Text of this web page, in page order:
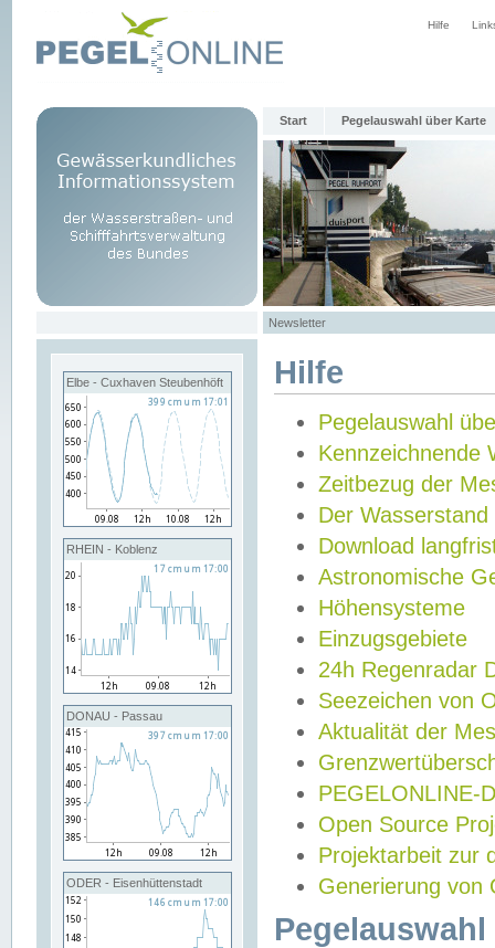
Hilfe
Start Pegelauswahl über Karte
Newsletter
Elbe - Cuxhaven Steubenhöft
RHEIN - Koblenz
DONAU - Passau
ODER - Eisenhüttenstadt
Hilfe
Pegelauswahl
Kennzeichnende
Zeitbezug der
Der Wasserstand
Download
Astronomische
Höhensysteme
Einzugsgebiete
24h Regenradar
Seezeichen von
Aktualität der
PEGELONLINE-
Open Source
Projektarbeit zur
Generierung von